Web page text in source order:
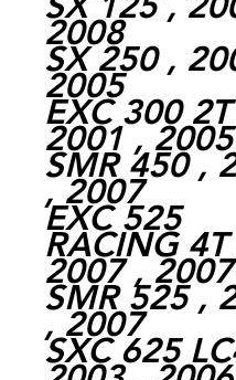
2008
SX 250 ,
2005
EXC 300
2001 , 2005
SMR 450 ,
, 2007
EXC 525
RACING 4T
2007 , 2007
SMR 525 ,
, 2007
SXC 625